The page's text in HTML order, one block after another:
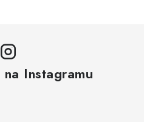
Instagramu